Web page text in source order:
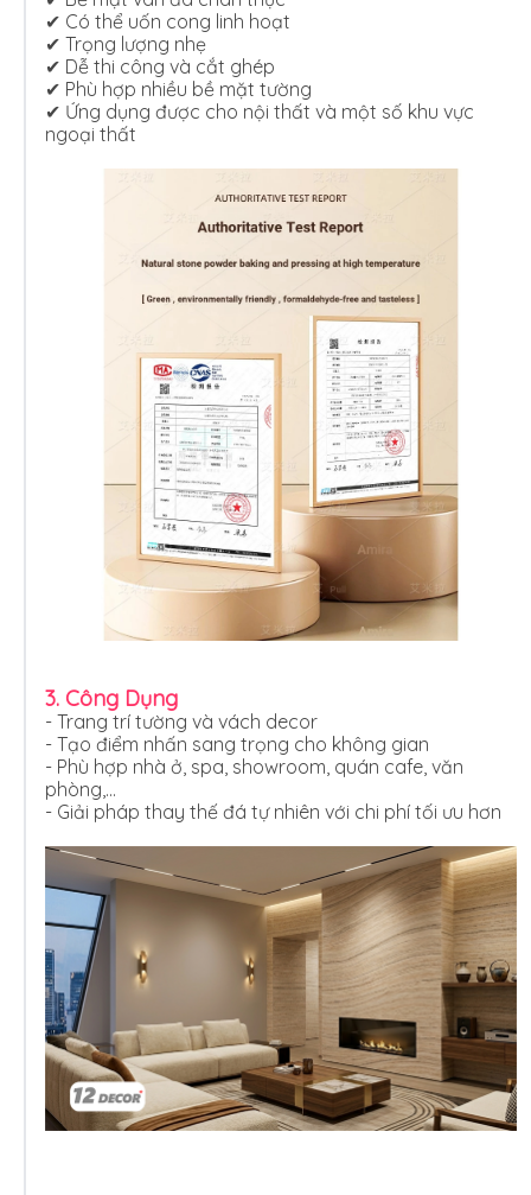
✔ Có thể uốn cong linh hoạt
✔ Trọng lượng nhẹ
✔ Dễ thi công và cắt ghép
✔ Phù hợp nhiều bề mặt tường
✔ Ứng dụng được cho nội thất và một số khu vực
ngoại thất
3. Công Dụng
- Trang trí tường và vách decor
- Tạo điểm nhấn sang trọng cho không gian
- Phù hợp nhà ở, spa, showroom, quán cafe, văn
phòng,…
- Giải pháp thay thế đá tự nhiên với chi phí tối ưu hơn